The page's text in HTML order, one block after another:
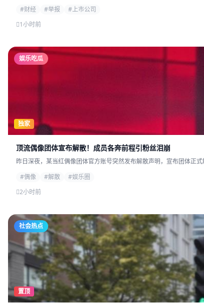
#财经
#举报
#上市公司
1小时前
娱乐吃瓜
独家
顶流偶像团体宣布解散！成员各奔前程引粉丝泪崩
昨日深夜，某当红偶像团体官方账号突然发布解散声明，宣布团体正
#偶像
#解散
#娱乐圈
2小时前
社会热点
置顶